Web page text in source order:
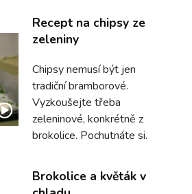
Recept na chipsy ze
zeleniny
Chipsy nemusí být jen
tradiční bramborové.
Vyzkoušejte třeba
zeleninové, konkrétně z
brokolice. Pochutnáte si.
Brokolice a květák v